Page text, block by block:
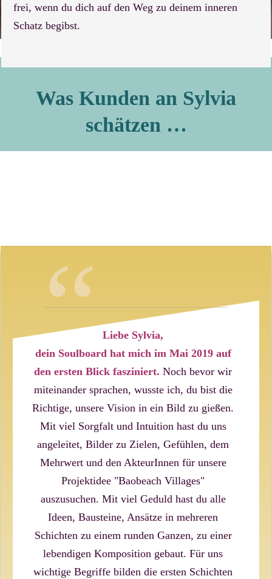
frei, wenn du dich auf den Weg zu deinem inneren
Schatz begibst.
Was Kunden an Sylvia
schätzen …
“ Liebe Sylvia,
dein Soulboard hat mich im Mai 2019 auf
den ersten Blick fasziniert. Noch bevor wir
miteinander sprachen, wusste ich, du bist die
Richtige, unsere Vision in ein Bild zu gießen.
Mit viel Sorgfalt und Intuition hast du uns
angeleitet, Bilder zu Zielen, Gefühlen, dem
Mehrwert und den AkteurInnen für unsere
Projektidee "Baobeach Villages"
auszusuchen. Mit viel Geduld hast du alle
Ideen, Bausteine, Ansätze in mehreren
Schichten zu einem runden Ganzen, zu einer
lebendigen Komposition gebaut. Für uns
wichtige Begriffe bilden die ersten Schichten